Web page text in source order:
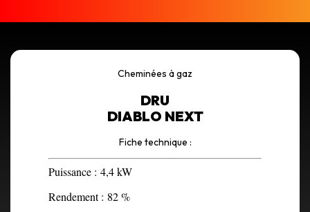
Cheminées à gaz
DRU
DIABLO NEXT
Fiche technique :
Puissance : 4,4 kW
Rendement : 82 %